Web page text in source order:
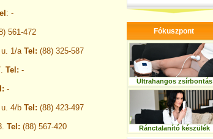
: -
561-472
1/aTel: (88) 325-587
Tel: -
-
4/b Tel: (88) 423-497
Tel: (88) 567-420
Fókuszpont
Ultrahangos zsírbontás
Ránctalanító készülék